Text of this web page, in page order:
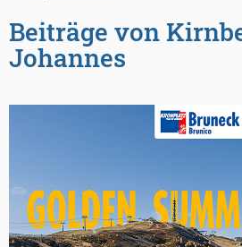
Beiträge von
Johannes